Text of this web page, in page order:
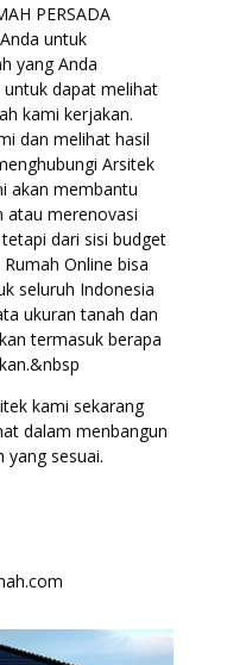
PERSADA
untuk
yang Anda
dapat melihat
kami kerjakan.
dan melihat hasil
Arsitek
akan membantu
atau merenovasi
dari sisi budget
Online bisa
seluruh Indonesia
ukuran tanah dan
termasuk berapa
kami sekarang
dalam menbangun
yang sesuai.